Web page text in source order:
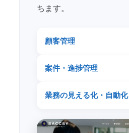
ちます。
顧客管理
案件・進捗管理
業務の見える化・自動化